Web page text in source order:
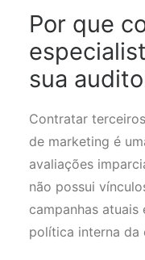
Por que
sua
Contratar
de marketing é
avaliações
não possui
campanhas
política interna da